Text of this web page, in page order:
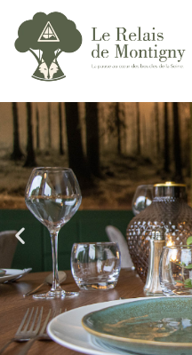
principal
Bienvenue
L’hôtel
Le restaurant
Le Bois
Séminaire